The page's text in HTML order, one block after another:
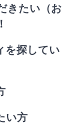
きたい（お
を探してい
い方